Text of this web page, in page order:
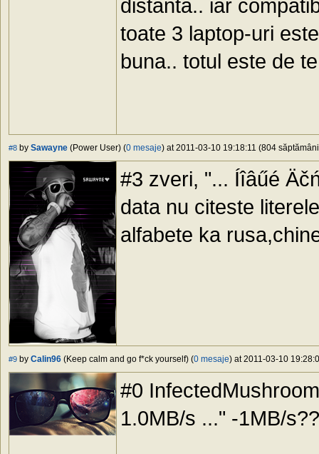
distanta.. iar
toate 3 laptop-uri
buna.. totul este de
#8 by Sawayne (Power User) (0 mesaje) at 2011-03-10 19:18:11 (804
#3 zveri, "... Íîâűé
data nu citeste
alfabete ka
#9 by Calin96 (Keep calm and go f*ck yourself) (0 mesaje) at 2011-03-10
#0
1.0MB/s ..." -1MB/